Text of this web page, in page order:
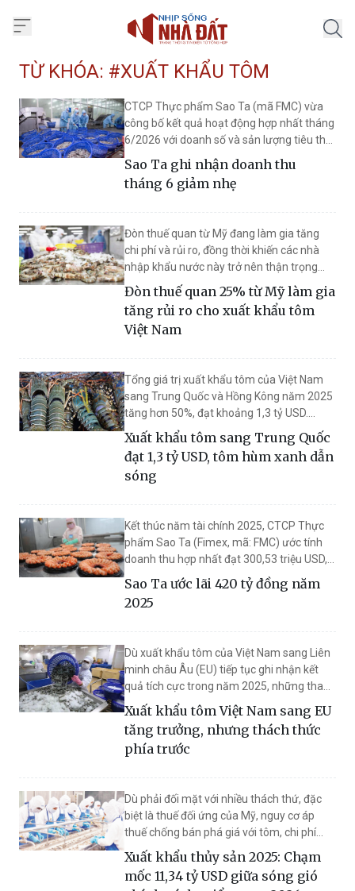
TỪ KHÓA: #XUẤT KHẨU TÔM
CTCP Thực phẩm Sao Ta (mã FMC) vừa
công bố kết quả hoạt động hợp nhất tháng
6/2026 với doanh số và sản lượng tiêu thụ
giảm so với cùng kỳ năm trước, sau khi ghi
nhận tín hiệu phục hồi trong tháng 5.
Sao Ta ghi nhận doanh thu
tháng 6 giảm nhẹ
Đòn thuế quan từ Mỹ đang làm gia tăng
chi phí và rủi ro, đồng thời khiến các nhà
nhập khẩu nước này trở nên thận trọng
hơn khi nhập khẩu tôm từ Việt Nam.
Đòn thuế quan 25% từ Mỹ làm gia
tăng rủi ro cho xuất khẩu tôm
Việt Nam
Tổng giá trị xuất khẩu tôm của Việt Nam
sang Trung Quốc và Hồng Kông năm 2025
tăng hơn 50%, đạt khoảng 1,3 tỷ USD.
Trong đó, tôm hùm xanh trở thành động
lực tăng trưởng chính, tiếp tục duy trì đà
tích cực ngay tháng đầu năm 2026 với giá
trị vượt 100 triệu USD.
Xuất khẩu tôm sang Trung Quốc
đạt 1,3 tỷ USD, tôm hùm xanh dẫn
sóng
Kết thúc năm tài chính 2025, CTCP Thực
phẩm Sao Ta (Fimex, mã: FMC) ước tính
doanh thu hợp nhất đạt 300,53 triệu USD,
tăng 19,8% so với cùng kỳ năm trước.
Sao Ta ước lãi 420 tỷ đồng năm
2025
Dù xuất khẩu tôm của Việt Nam sang Liên
minh châu Âu (EU) tiếp tục ghi nhận kết
quả tích cực trong năm 2025, những thay
đổi về quy định liên quan đến phúc lợi động
vật đang từng bước chuyển từ tính chất
khuyến nghị sang yêu cầu bắt buộc. Diễn
biến này được dự báo sẽ tạo ra những điều
Xuất khẩu tôm Việt Nam sang EU
tăng trưởng, nhưng thách thức
phía trước
Dù phải đối mặt với nhiều thách thứ, đặc
biệt là thuế đối ứng của Mỹ, nguy cơ áp
thuế chống bán phá giá với tôm, chi phí
sản xuất cao cho đến các rào cản kỹ thuật
ngày càng khắt khe nhưng xuất khẩu thủy
sản nước ta lại ghi nhận những cú bật vượt
Xuất khẩu thủy sản 2025: Chạm
mốc 11,34 tỷ USD giữa sóng gió